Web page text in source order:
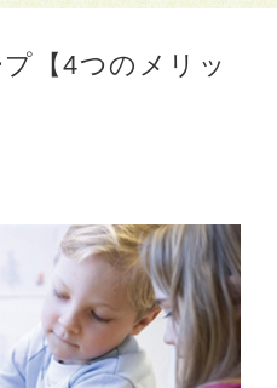
【4つのメリッ